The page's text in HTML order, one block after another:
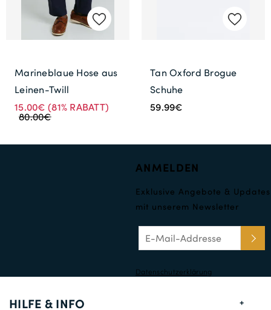
Marineblaue Hose aus
Leinen-Twill
15.00€ (81% RABATT)
80.00€
Tan Oxford Brogue
Schuhe
59.99€
ANMELDEN
Exklusive Angebote & Updates
mit unserem Newsletter
Datenschutzerklärung
HILFE & INFO